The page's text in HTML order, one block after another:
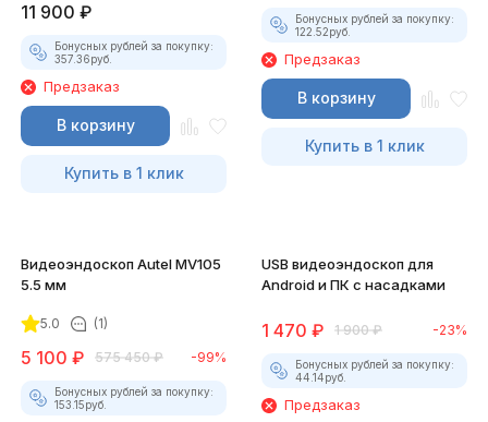
11 900 ₽
Бонусных рублей за покупку:
357.36руб.
Предзаказ
В корзину
Купить в 1 клик
Бонусных рублей за покупку:
122.52руб.
Предзаказ
В корзину
Купить в 1 клик
Видеоэндоскоп Autel MV105
5.5 мм
5.0 (1)
5 100 ₽ 575 450 ₽ -99%
Бонусных рублей за покупку:
153.15руб.
USB видеоэндоскоп для
Android и ПК с насадками
1 470 ₽ 1 900 ₽ -23%
Бонусных рублей за покупку:
44.14руб.
Предзаказ